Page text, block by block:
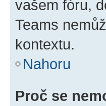
vašem fóru,
Teams
kontextu.
Nahoru
Proč se